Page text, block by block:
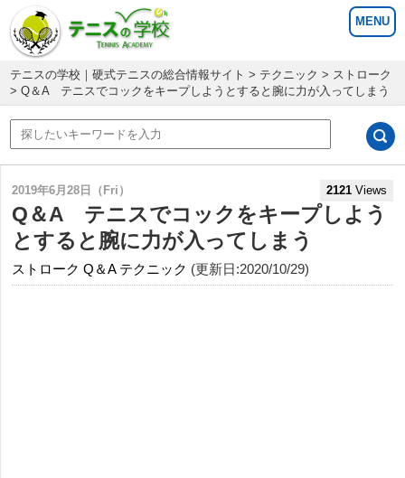
テニスの学校｜硬式テニスの総合情報サイト > テクニック > ストローク
> Q＆A テニスでコックをキープしようとすると腕に力が入ってしまう
2019年6月28日（Fri） 2121 Views
Q＆A テニスでコックをキープしよう
とすると腕に力が入ってしまう
ストローク Q＆A テクニック (更新日:2020/10/29)